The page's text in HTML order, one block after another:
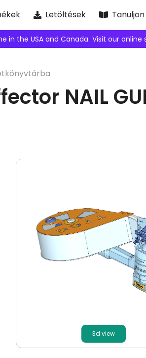
Letöltések Tanuljon
in the USA and Canada. Visit our online
NAIL
3d view